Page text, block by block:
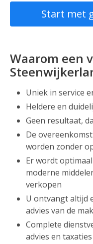
Start met
Waarom een
Uniek in service
Heldere en
Geen resultaat,
De
worden zonder
Er wordt
moderne
verkopen
U ontvangt altijd
advies van de
Complete
advies en taxaties